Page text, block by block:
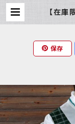
【在庫
保存